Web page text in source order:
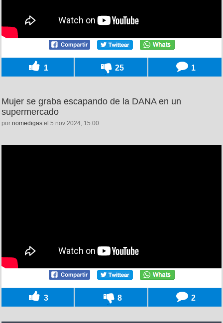
1 25 1
Mujer se graba escapando de la DANA en un
supermercado
por nomedigas el 5 nov 2024, 15:00
3 8 2